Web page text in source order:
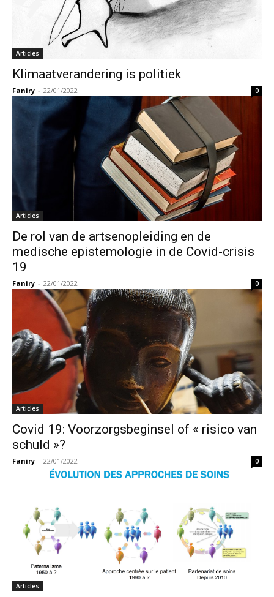
Articles
Klimaatverandering is politiek
Faniry - 22/01/2022 0
Articles
De rol van de artsenopleiding en de
medische epistemologie in de Covid-crisis
19
Faniry - 22/01/2022 0
Articles
Covid 19: Voorzorgsbeginsel of « risico van
schuld »?
Faniry - 22/01/2022 0
Articles